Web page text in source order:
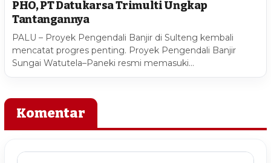
PHO, PT Datukarsa Trimulti Ungkap
Tantangannya
PALU – Proyek Pengendali Banjir di Sulteng kembali
mencatat progres penting. Proyek Pengendali Banjir
Sungai Watutela–Paneki resmi memasuki…
Komentar